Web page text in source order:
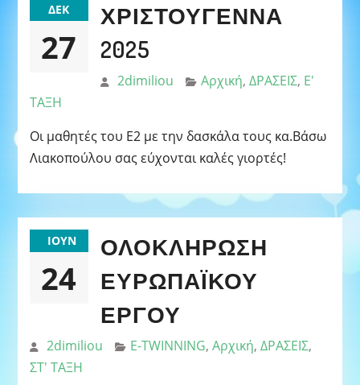
ΔΕΚ
27
ΧΡΙΣΤΟΎΓΕΝΝΑ
2025
2dimiliou Αρχική, ΔΡΑΣΕΙΣ, Ε'
ΤΑΞΗ
Οι μαθητές του Ε2 με την δασκάλα τους κα.Βάσω
Λιακοπούλου σας εύχονται καλές γιορτές!
ΙΟΎΝ
24
ΟΛΟΚΛΉΡΩΣΗ
ΕΥΡΩΠΑΪΚΟΎ
ΈΡΓΟΥ
2dimiliou E-TWINNING, Αρχική, ΔΡΑΣΕΙΣ,
ΣΤ' ΤΑΞΗ